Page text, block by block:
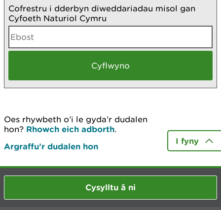
Cofrestru i dderbyn diweddariadau misol gan
Cyfoeth Naturiol Cymru
Oes rhywbeth o’i le gyda’r dudalen
hon? Rhowch eich adborth.
Argraffu’r dudalen hon
I fyny
Cysylltu â ni